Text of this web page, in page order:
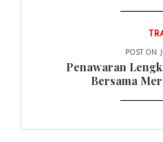
POST ON
Penawaran
Bersama